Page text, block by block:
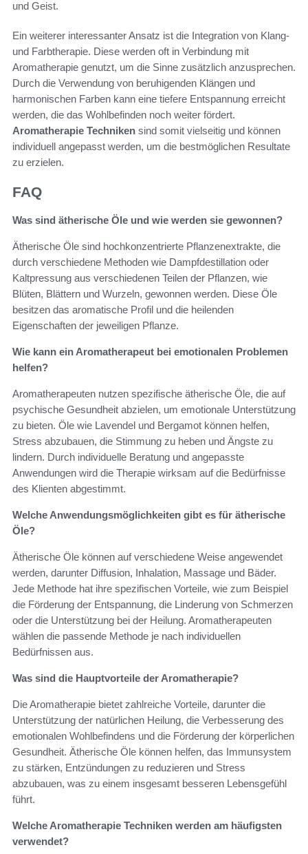
und Geist.
Ein weiterer interessanter Ansatz ist die Integration von Klang-
und Farbtherapie. Diese werden oft in Verbindung mit
Aromatherapie genutzt, um die Sinne zusätzlich anzusprechen.
Durch die Verwendung von beruhigenden Klängen und
harmonischen Farben kann eine tiefere Entspannung erreicht
werden, die das Wohlbefinden noch weiter fördert.
Aromatherapie Techniken sind somit vielseitig und können
individuell angepasst werden, um die bestmöglichen Resultate
zu erzielen.
FAQ
Was sind ätherische Öle und wie werden sie gewonnen?
Ätherische Öle sind hochkonzentrierte Pflanzenextrakte, die
durch verschiedene Methoden wie Dampfdestillation oder
Kaltpressung aus verschiedenen Teilen der Pflanzen, wie
Blüten, Blättern und Wurzeln, gewonnen werden. Diese Öle
besitzen das aromatische Profil und die heilenden
Eigenschaften der jeweiligen Pflanze.
Wie kann ein Aromatherapeut bei emotionalen Problemen
helfen?
Aromatherapeuten nutzen spezifische ätherische Öle, die auf
psychische Gesundheit abzielen, um emotionale Unterstützung
zu bieten. Öle wie Lavendel und Bergamot können helfen,
Stress abzubauen, die Stimmung zu heben und Ängste zu
lindern. Durch individuelle Beratung und angepasste
Anwendungen wird die Therapie wirksam auf die Bedürfnisse
des Klienten abgestimmt.
Welche Anwendungsmöglichkeiten gibt es für ätherische
Öle?
Ätherische Öle können auf verschiedene Weise angewendet
werden, darunter Diffusion, Inhalation, Massage und Bäder.
Jede Methode hat ihre spezifischen Vorteile, wie zum Beispiel
die Förderung der Entspannung, die Linderung von Schmerzen
oder die Unterstützung bei der Heilung. Aromatherapeuten
wählen die passende Methode je nach individuellen
Bedürfnissen aus.
Was sind die Hauptvorteile der Aromatherapie?
Die Aromatherapie bietet zahlreiche Vorteile, darunter die
Unterstützung der natürlichen Heilung, die Verbesserung des
emotionalen Wohlbefindens und die Förderung der körperlichen
Gesundheit. Ätherische Öle können helfen, das Immunsystem
zu stärken, Entzündungen zu reduzieren und Stress
abzubauen, was zu einem insgesamt besseren Lebensgefühl
führt.
Welche Aromatherapie Techniken werden am häufigsten
verwendet?